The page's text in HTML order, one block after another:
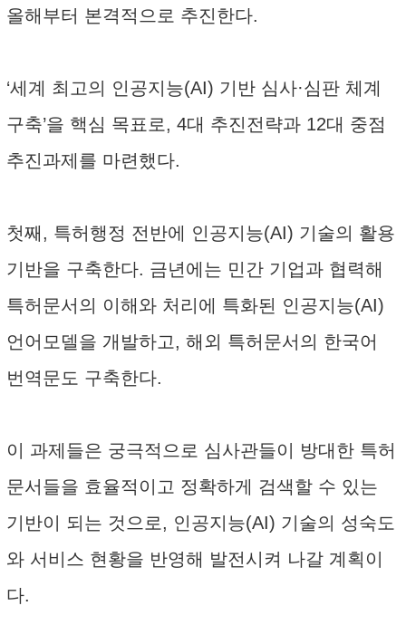
올해부터 본격적으로 추진한다.
‘세계 최고의 인공지능(AI) 기반 심사·심판 체계
구축’을 핵심 목표로, 4대 추진전략과 12대 중점
추진과제를 마련했다.
첫째, 특허행정 전반에 인공지능(AI) 기술의 활용
기반을 구축한다. 금년에는 민간 기업과 협력해
특허문서의 이해와 처리에 특화된 인공지능(AI)
언어모델을 개발하고, 해외 특허문서의 한국어
번역문도 구축한다.
이 과제들은 궁극적으로 심사관들이 방대한 특허
문서들을 효율적이고 정확하게 검색할 수 있는
기반이 되는 것으로, 인공지능(AI) 기술의 성숙도
와 서비스 현황을 반영해 발전시켜 나갈 계획이
다.